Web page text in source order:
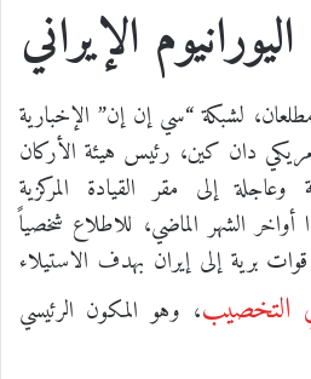
الإيراني
لشبكة “سي إن إن” الإخبارية
دان كين، رئيس هيئة الأركان
وعاجلة إلى مقر القيادة المركزية
الشهر الماضي، للاطلاع شخصياً
برية إلى إيران بهدف الاستيلاء
التخصيب، وهو المكون الرئيسي